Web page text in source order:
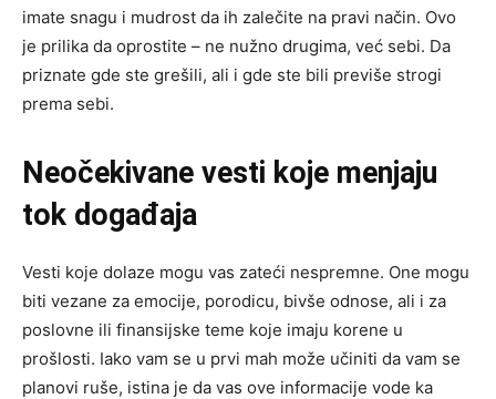
imate snagu i mudrost da ih zalečite na pravi način. Ovo
je prilika da oprostite – ne nužno drugima, već sebi. Da
priznate gde ste grešili, ali i gde ste bili previše strogi
prema sebi.
Neočekivane vesti koje menjaju
tok događaja
Vesti koje dolaze mogu vas zateći nespremne. One mogu
biti vezane za emocije, porodicu, bivše odnose, ali i za
poslovne ili finansijske teme koje imaju korene u
prošlosti. Iako vam se u prvi mah može učiniti da vam se
planovi ruše, istina je da vas ove informacije vode ka